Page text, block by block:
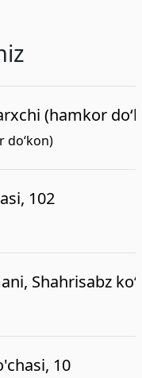
(hamkor
do‘kon)
102
Shahrisabz
10